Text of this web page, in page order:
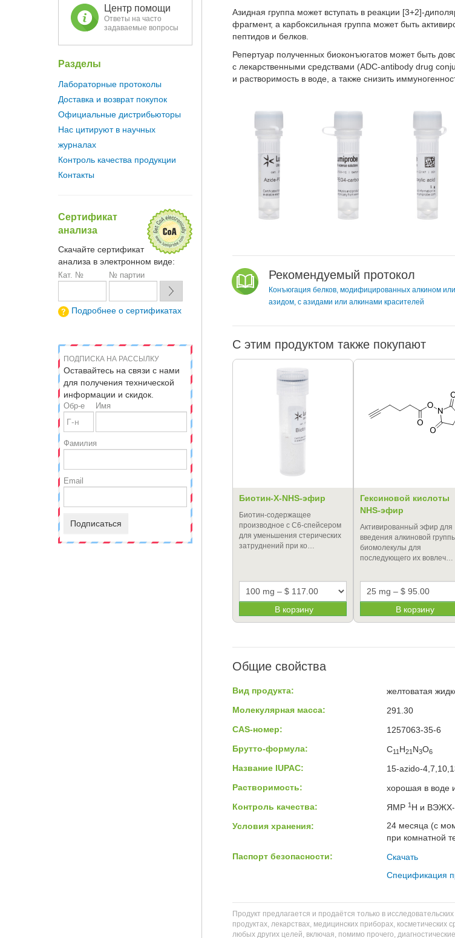
Азидная группа может вступать в реакции [3+2]-
фрагмент, а карбоксильная группа может быть
пептидов и белков.
Репертуар полученных биоконъюгатов может быть
с лекарственными средствами (ADC-antibody drug
и растворимость в воде, а также снизить
Рекомендуемый протокол
Конъюгация белков, модифицированных алкином или
азидом, с азидами или алкинами красителей
С этим продуктом также покупают
Биотин-X-NHS-эфир
Биотин-содержащее
производное с С6-спейсером
для уменьшения стерических
затруднений при ко…
В корзину
Гексиновой кислоты
NHS-эфир
Активированный эфир для
введения алкиновой
биомолекулы для
последующего их вовлеч…
В корзину
Общие свойства
Вид продукта:
желтоватая
Молекулярная масса:
291.30
CAS-номер:
1257063-35-6
Брутто-формула:
C11 H21 N3O6
Название IUPAC:
15-azido-
Растворимость:
хорошая в воде
Контроль качества:
ЯМР 1H и
Условия хранения:
24 месяца (с
при комнатной
Паспорт безопасности:
Скачать
Спецификация
Продукт предлагается и продаётся только в
продуктах, лекарствах, медицинских приборах,
любых других целей, включая, помимо прочего,
Центр помощи
Ответы на часто
задаваемые вопросы
Разделы
Лабораторные протоколы
Доставка и возврат покупок
Официальные дистрибьюторы
Нас цитируют в научных
журналах
Контроль качества продукции
Контакты
Сертификат
анализа
Скачайте сертификат
анализа в электронном виде:
Кат. № № партии
Подробнее о сертификатах
ПОДПИСКА НА РАССЫЛКУ
Оставайтесь на связи с нами
для получения технической
информации и скидок.
Обр-е Имя
Фамилия
Email
Подписаться